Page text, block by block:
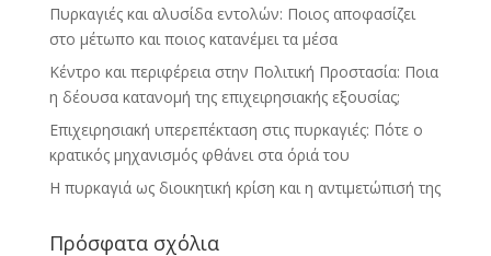
Πυρκαγιές και αλυσίδα εντολών: Ποιος αποφασίζει
στο μέτωπο και ποιος κατανέμει τα μέσα
Κέντρο και περιφέρεια στην Πολιτική Προστασία: Ποια
η δέουσα κατανομή της επιχειρησιακής εξουσίας;
Επιχειρησιακή υπερεπέκταση στις πυρκαγιές: Πότε ο
κρατικός μηχανισμός φθάνει στα όριά του
Η πυρκαγιά ως διοικητική κρίση και η αντιμετώπισή της
Πρόσφατα σχόλια